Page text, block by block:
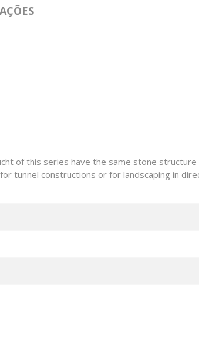
of this series have the same stone structure
tunnel constructions or for landscaping in